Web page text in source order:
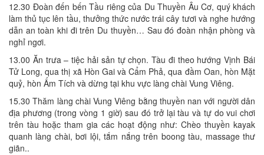
12.30 Đoàn đến bến Tầu riêng của Du Thuyền Âu Cơ, quý khách
làm thủ tục lên tầu, thưởng thức nước trái cây tươi và nghe hướng
dẫn an toàn khi đi trên Du thuyền… Sau đó đoàn nhận phòng và
nghỉ ngơi.
13.00 Ăn trưa – tiệc hải sản tự chọn. Tàu đi theo hướng Vịnh Bái
Tử Long, qua thị xã Hòn Gai và Cẩm Phả, qua đầm Oan, hòn Mặt
quỷ, hòn Ấm Tích và dừng tại khu vực làng chài Vung Viêng.
15.30 Thăm làng chài Vung Viêng bằng thuyền nan với người dân
địa phương (trong vòng 1 giờ) sau đó trở lại tàu và tự do vui chơi
trên tàu hoặc tham gia các hoạt động như: Chèo thuyền kayak
quanh làng chài, bơi lội, tắm nắng trên boong tàu, massage thư
giãn..